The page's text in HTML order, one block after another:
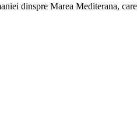
dinspre Marea Mediterana,